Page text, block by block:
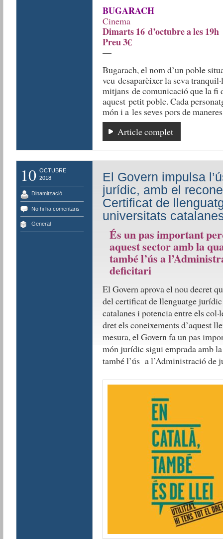
BUGARACH
Cinema
Dimarts 16 d’octubre a les 19h
Preu 3€
—
Bugarach, el nom d’un poble
veu desaparèixer la seva
mitjans de comunicació que la fi
aquest petit poble. Cada
món i a les seves pors de
Article complet
10 OCTUBRE
2018
Dinamització
No hi ha comentaris
General
El Govern impulsa
jurídic, amb el
Certificat de
universitats
És un pas important
aquest sector amb la
també l’ús a
deficitari
El Govern aprova el nou decret
del certificat de llenguatge
catalanes i potencia entre els
dret els coneixements d’aquest
mesura, el Govern fa un pas
món jurídic sigui emprada amb
també l’ús a l’Administració de